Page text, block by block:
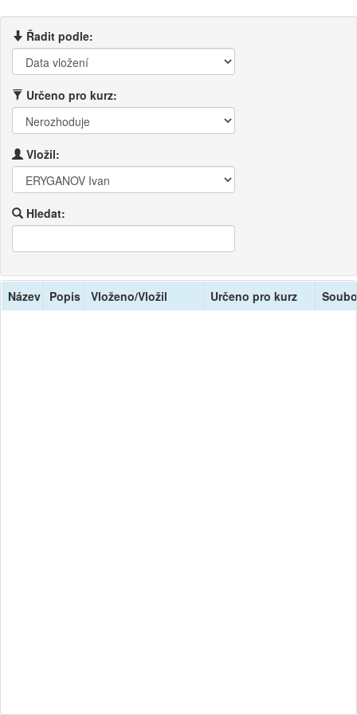
Řadit podle:
Určeno pro kurz:
Vložil:
Hledat:
Název Popis Vloženo/Vložil Určeno pro kurz